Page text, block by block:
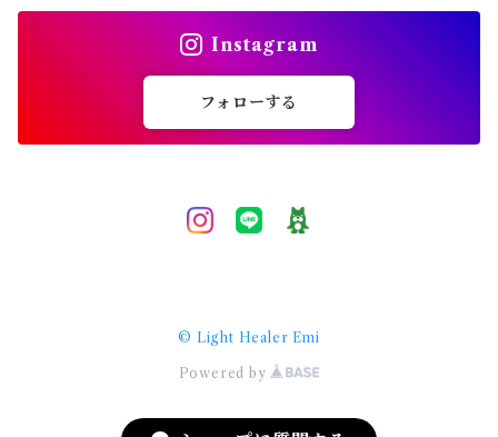
複雑愛
ハイヤーセルフ
Instagram
フォローする
© Light Healer Emi
Powered by